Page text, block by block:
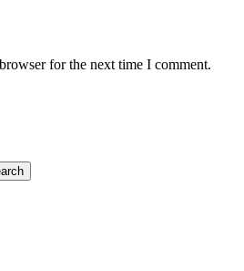
for the next time I comment.